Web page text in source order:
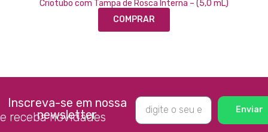
Criotubo com Tampa de Rosca Interna – (5,0 mL)
COMPRAR
Inscreva-se em nossa
newsletter
e receba novidades
Enviar